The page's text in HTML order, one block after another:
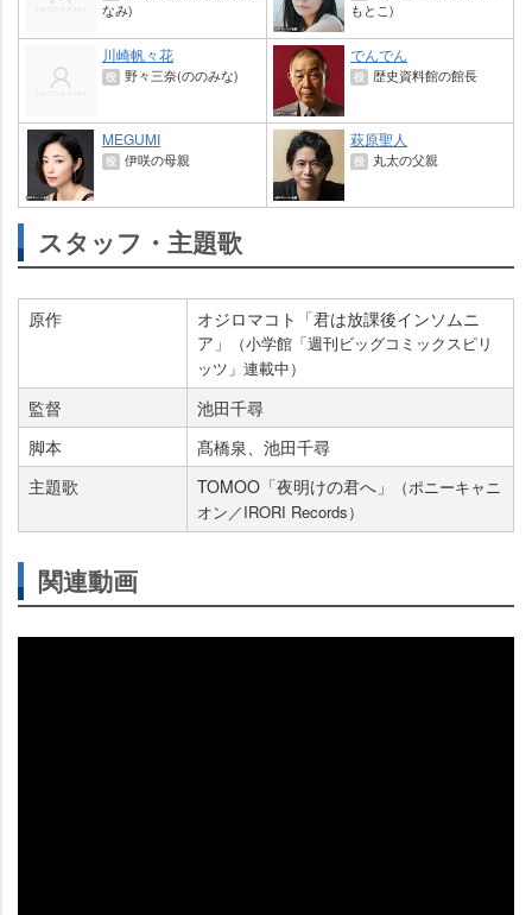
なみ)
もとこ)
川崎帆々花
役 野々三奈(ののみな)
でんでん
役 歴史資料館の館長
MEGUMI
役 伊咲の母親
萩原聖人
役 丸太の父親
スタッフ・主題歌
原作
オジロマコト「君は放課後インソムニ
ア」
（小学館「週刊ビッグコミックスピリ
ッツ」連載中）
監督
池田千尋
脚本
髙橋泉、池田千尋
主題歌
TOMOO「夜明けの君へ」
（ポニーキャニ
オン／IRORI Records）
関連動画